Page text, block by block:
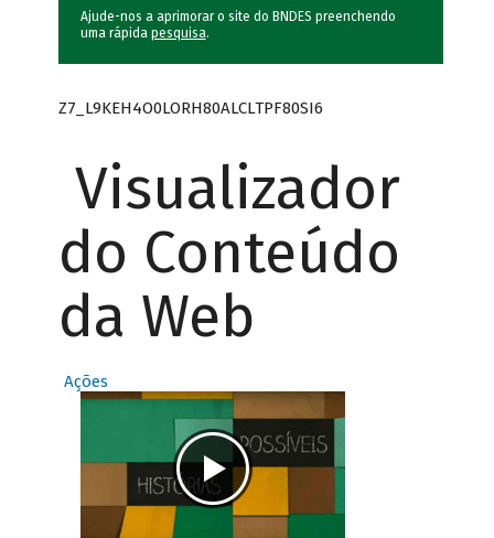
Ajude-nos a aprimorar o site do BNDES preenchendo
uma rápida pesquisa.
Z7_L9KEH4O0LORH80ALCLTPF80SI6
Visualizador
do Conteúdo
da Web
Ações